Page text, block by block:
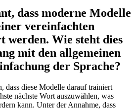
dass moderne Modelle
vereinfachten
werden. Wie steht dies
mit den allgemeinen
der Sprache?
dass diese Modelle darauf trainiert
nächste Wort auszuwählen, was
kann. Unter der Annahme, dass